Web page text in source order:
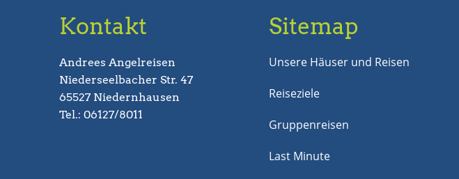
Kontakt
Andrees Angelreisen
Niederseelbacher Str. 47
65527 Niedernhausen
Tel.: 06127/8011
Sitemap
Unsere Häuser und Reisen
Reiseziele
Gruppenreisen
Last Minute